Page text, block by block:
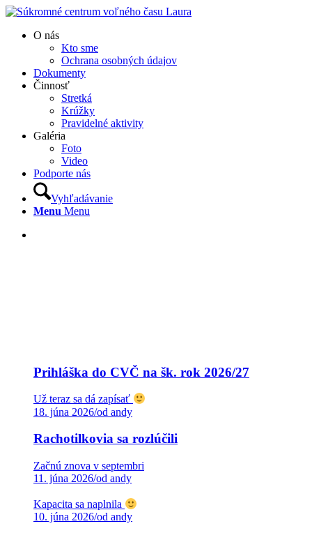
O nás
Kto sme
Ochrana osobných údajov
Dokumenty
Činnosť
Stretká
Krúžky
Pravidelné aktivity
Galéria
Foto
Video
Podporte nás
Vyhľadávanie
Menu Menu
Prihláška do CVČ na šk. rok 2026/27
Už teraz sa dá zapísať
18. júna 2026/od andy
Rachotilkovia sa rozlúčili
Začnú znova v septembri
11. júna 2026/od andy
Kapacita sa naplnila
10. júna 2026/od andy